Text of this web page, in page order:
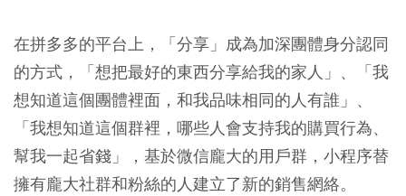
在拼多多的平台上，「分享」成為加深團體身分認同
的方式，「想把最好的東西分享給我的家人」、「我
想知道這個團體裡面，和我品味相同的人有誰」、
「我想知道這個群裡，哪些人會支持我的購買行為、
幫我一起省錢」，基於微信龐大的用戶群，小程序替
擁有龐大社群和粉絲的人建立了新的銷售網絡。